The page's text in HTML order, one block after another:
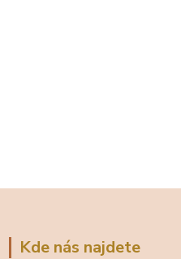
Kde nás najdete